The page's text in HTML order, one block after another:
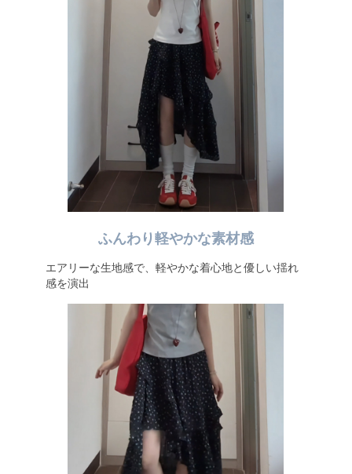
ふんわり軽やかな素材感
エアリーな生地感で、軽やかな着心地と優しい揺れ
感を演出